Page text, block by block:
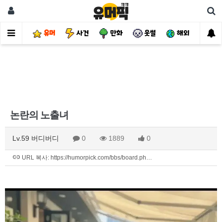
유머 사건 만화 웃썰 해외 핫
논란의 노출녀
Lv.59 버디버디 0 1889 0
URL 복사: https://humorpick.com/bbs/board.ph…